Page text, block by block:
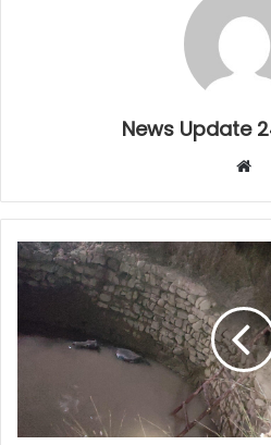
News Update